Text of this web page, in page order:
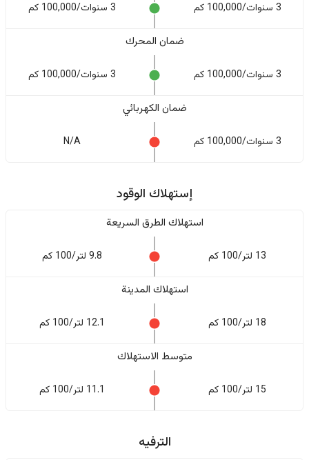
3 سنوات/100,000 كم 3 سنوات/100,000 كم
ضمان المحرك
3 سنوات/100,000 كم 3 سنوات/100,000 كم
ضمان الكهربائي
3 سنوات/100,000 كم N/A
إستهلاك الوقود
استهلاك الطرق السريعة
13 لتر/100 كم 9.8 لتر/100 كم
استهلاك المدينة
18 لتر/100 كم 12.1 لتر/100 كم
متوسط الاستهلاك
15 لتر/100 كم 11.1 لتر/100 كم
الترفيه